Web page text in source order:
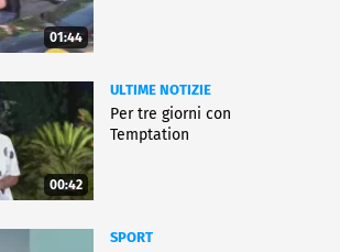
01:44
00:42
ULTIME NOTIZIE
Per tre giorni con
Temptation
SPORT